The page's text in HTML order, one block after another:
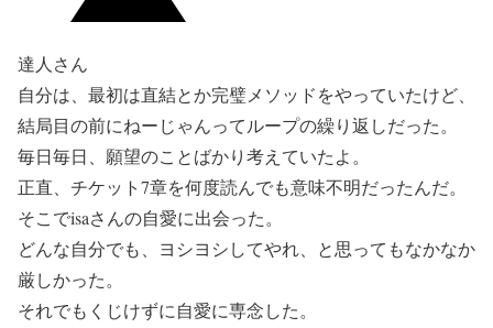
達人さん
自分は、最初は直結とか完璧メソッドをやっていたけど、
結局目の前にねーじゃんってループの繰り返しだった。
毎日毎日、願望のことばかり考えていたよ。
正直、チケット7章を何度読んでも意味不明だったんだ。
そこでisaさんの自愛に出会った。
どんな自分でも、ヨシヨシしてやれ、と思ってもなかなか
厳しかった。
それでもくじけずに自愛に専念した。